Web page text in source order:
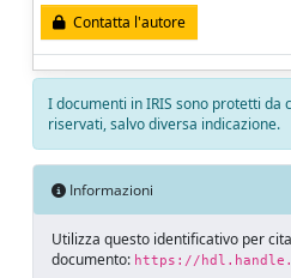
Contatta l'autore
I documenti in IRIS sono protetti
riservati, salvo diversa indicazione.
Informazioni
Utilizza questo identificativo per
documento: https://